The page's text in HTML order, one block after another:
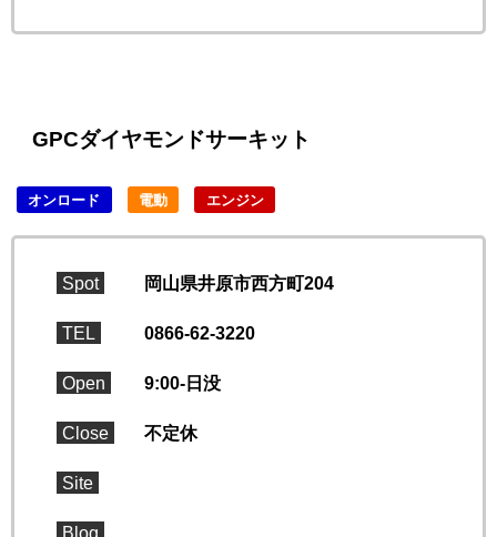
GPCダイヤモンドサーキット
オンロード 電動 エンジン
Spot 岡山県井原市西方町204
TEL 0866-62-3220
Open 9:00-日没
Close 不定休
Site
Blog